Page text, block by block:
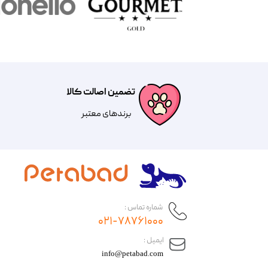
تضمین اصالت کالا
​​برندهای معتبر​​​​​​​
​ایمیل :
info@petabad.com
شماره تماس :
۰۲۱-۷۸۷۶۱۰۰۰